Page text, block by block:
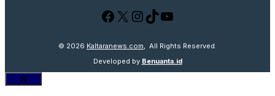
Facebook
X Instagram
TikTok
YouTube
© 2026 Kaltaranews.com , All Rights Reserved.
Developed by Benuanta.id
Close